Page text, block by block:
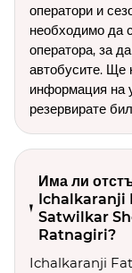
оператори и
необходимо да
оператора, за
автобусите. Ще
информация на
резервирате
Има ли
Ichalkaranji
Satwilkar
Ratnagiri?
Ichalkaranji